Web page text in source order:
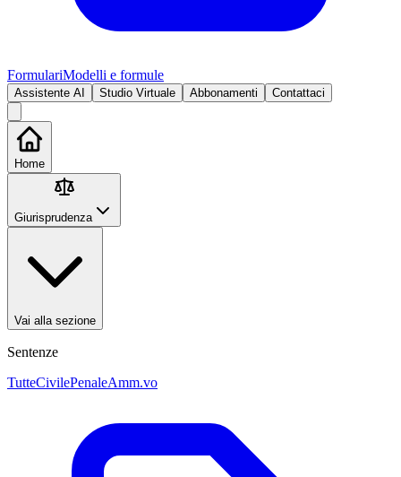
FormulariModelli e formule
Assistente AI Studio Virtuale Abbonamenti Contattaci
Home
Giurisprudenza
Vai alla sezione
Sentenze
TutteCivilePenaleAmm.vo